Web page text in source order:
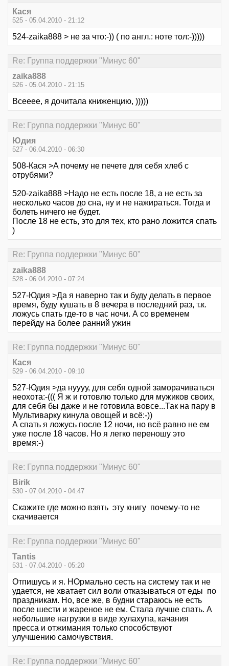
Кася
525 - 05.04.2010 - 21:12
524-zaika888 > не за что:-)) ( по англ.: ноте тол:-)))))
Re: Группа поддержки "Минус 60"
zaika888
526 - 05.04.2010 - 21:15
Всееее, я дочитала книженцию, )))))
Re: Группа поддержки "Минус 60"
Юдия
527 - 06.04.2010 - 06:30
508-Кася >А почему не печете для себя хлеб с
отрубями?
520-zaika888 >Надо не есть после 18, а не есть за
несколько часов до сна, ну и не нажираться. Тогда и
болеть ничего не будет.
После 18 не есть, это для тех, кто рано ложится спать
)
Re: Группа поддержки "Минус 60"
zaika888
528 - 06.04.2010 - 07:24
527-Юдия >Да я наверно так и буду делать в первое
время, буду кушать в 8 вечера в последний раз, т.к.
ложусь спать где-то в час ночи. А со временем
перейду на более ранний ужин
Re: Группа поддержки "Минус 60"
Кася
529 - 06.04.2010 - 09:10
527-Юдия >да нуууу, для себя одной заморачиваться
неохота:-((( Я ж и готовлю только для мужиков своих,
для себя бы даже и не готовила вовсе...Так на пару в
Мультиварку кинула овощей и всё:-))
А спать я ложусь после 12 ночи, но всё равно не ем
уже после 18 часов. Но я легко переношу это
время:-)
Re: Группа поддержки "Минус 60"
Birik
530 - 07.04.2010 - 04:47
Скажите где можно взять эту книгу почему-то не
скачивается
Re: Группа поддержки "Минус 60"
Tantis
531 - 07.04.2010 - 05:20
Отпишусь и я. НОрмально сесть на систему так и не
удается, не хватает сил воли отказываться от еды по
праздникам. Но, все же, в будни стараюсь не есть
после шести и жареное не ем. Стала лучше спать. А
небольшие нагрузки в виде хулахупа, качания
пресса и отжимания только способствуют
улучшению самочувствия.
Re: Группа поддержки "Минус 60"